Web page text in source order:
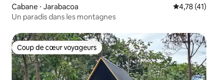
Cabane ⋅ Jarabacoa Évaluation
4,78 (41)
Un paradis dans les montagnes
Coup de cœur voyageurs
Coup de cœur voyageurs